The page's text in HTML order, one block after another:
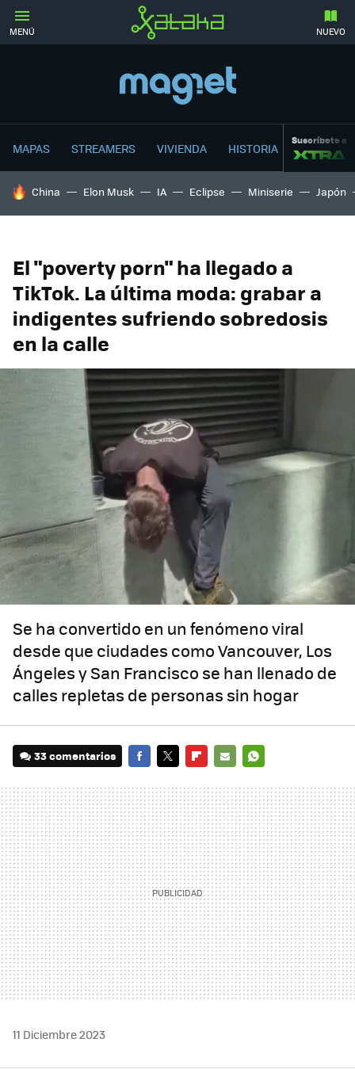
MENÚ NUEVO
MAPAS STREAMERS VIVIENDA HISTORIA Suscríbete a
HOY SE HABLA DE
China Elon Musk IA Eclipse Miniserie Japón
El "poverty porn" ha llegado a
TikTok. La última moda: grabar a
indigentes sufriendo sobredosis
en la calle
Se ha convertido en un fenómeno viral
desde que ciudades como Vancouver, Los
Ángeles y San Francisco se han llenado de
calles repletas de personas sin hogar
33 comentarios
MAIL
11 Diciembre 2023